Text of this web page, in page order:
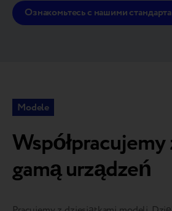
Ознакомьтесь с нашими
Modele
gamą urządzeń